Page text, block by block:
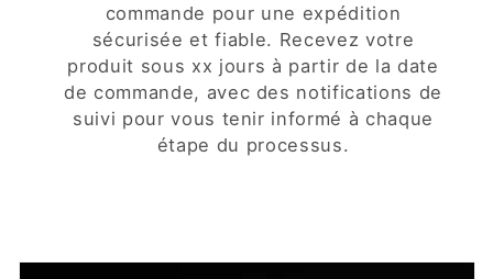
commande pour une expédition
sécurisée et fiable. Recevez votre
produit sous xx jours à partir de la date
de commande, avec des notifications de
suivi pour vous tenir informé à chaque
étape du processus.